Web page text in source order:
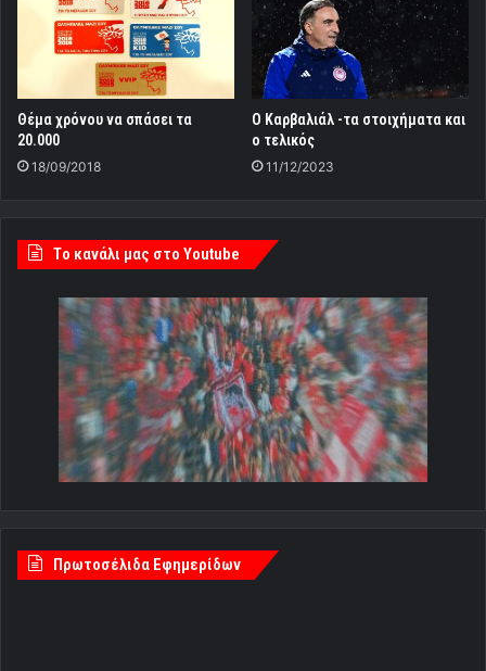
Θέμα χρόνου να σπάσει τα
20.000
18/09/2018
Ο Καρβαλιάλ -τα στοιχήματα και
ο τελικός
11/12/2023
Tο κανάλι μας στο Youtube
Πρωτοσέλιδα Εφημερίδων